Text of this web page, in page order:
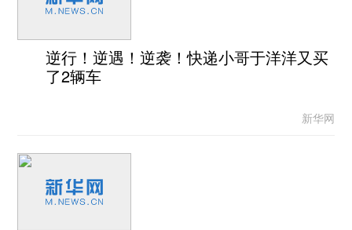
逆行！逆遇！逆袭！快递小哥于洋洋又买
了2辆车
新华网